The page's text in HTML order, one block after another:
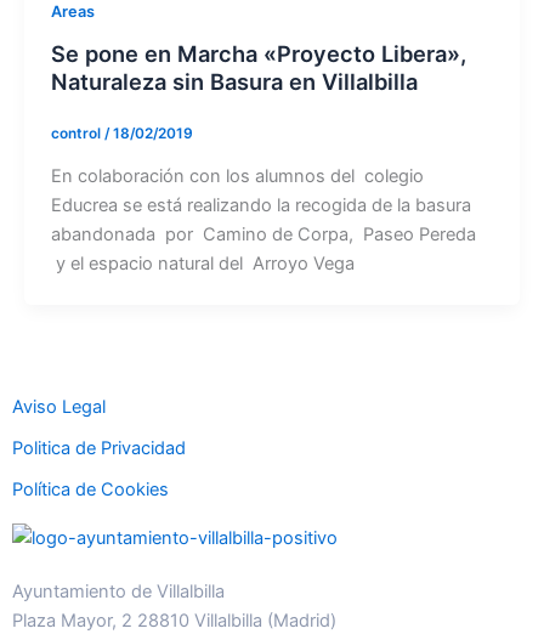
Areas
Se pone en Marcha «Proyecto Libera»,
Naturaleza sin Basura en Villalbilla
control /18/02/2019
En colaboración con los alumnos del colegio
Educrea se está realizando la recogida de la basura
abandonada por Camino de Corpa, Paseo Pereda
y el espacio natural del Arroyo Vega
Aviso Legal
Politica de Privacidad
Política de Cookies
Ayuntamiento de Villalbilla
Plaza Mayor, 2 28810 Villalbilla (Madrid)